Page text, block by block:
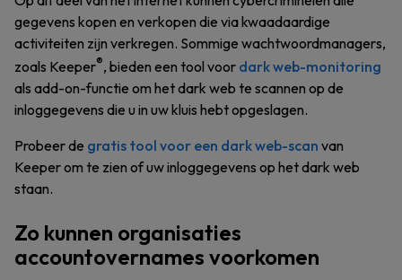
gegevens kopen en verkopen die via kwaadaardige
activiteiten zijn verkregen. Sommige wachtwoordmanagers,
zoals Keeper®, bieden een tool voor dark web-monitoring
als add-on-functie om het dark web te scannen op de
inloggegevens die u in uw kluis hebt opgeslagen.
Probeer de gratis tool voor een dark web-scan van
Keeper om te zien of uw inloggegevens op het dark web
staan.
Zo kunnen organisaties
accountovernames voorkomen